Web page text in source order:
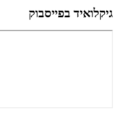
גיקלואיד בפייסבוק